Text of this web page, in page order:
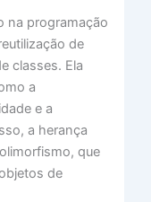
na programação
de
classes. Ela
a
e a
a herança
que
de